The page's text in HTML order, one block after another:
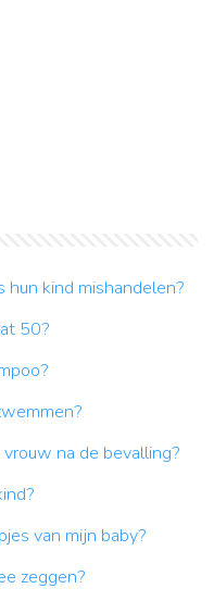
kind mishandelen?
50?
na de bevalling?
van mijn baby?
zeggen?